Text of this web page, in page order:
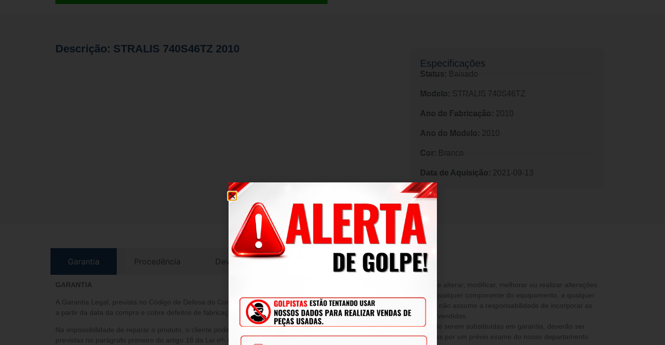
Descrição: STRALIS 740S46TZ 2010
Especificações​
Status: Baixado
Modelo: STRALIS 740S46TZ
Ano de Fabricação: 2010
Ano do Modelo: 2010
Cor: Branco
Data de Aquisição: 2021-09-13
Garantia Procedência Devoluções
GARANTIA
A Garantia Legal, prevista no Código de Defesa do Consumidor, é de 90 (noventa) dias
a partir da data da compra e cobre defeitos de fabricação e vícios do produto adquirido.
Na impossibilidade de reparar o produto, o cliente poderá escolher dentre as opções
previstas no parágrafo primeiro do artigo 18 da Lei nº- 8.078/1990, ou, ainda, a
que julgar necessário, em qualquer componente do equipamento, a qualquer
tempo, sem aviso prévio, e não assume a responsabilidade de incorporar as
alterações nos produtos já vendidos.
2.4 Todas as peças, a fim de serem substituídas em garantia, deverão ser
condicionalmente analisadas por um prévio exame do nosso departamento